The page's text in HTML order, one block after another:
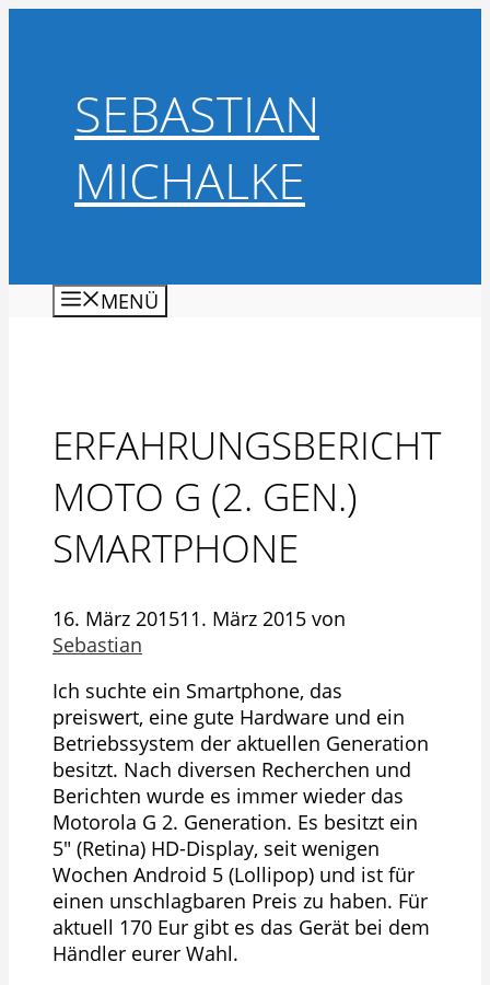
SEBASTIAN
MICHALKE
MENÜ
ERFAHRUNGSBERICHT
MOTO G (2. GEN.)
SMARTPHONE
16. März 201511. März 2015 von
Sebastian
Ich suchte ein Smartphone, das
preiswert, eine gute Hardware und ein
Betriebssystem der aktuellen Generation
besitzt. Nach diversen Recherchen und
Berichten wurde es immer wieder das
Motorola G 2. Generation. Es besitzt ein
5″ (Retina) HD-Display, seit wenigen
Wochen Android 5 (Lollipop) und ist für
einen unschlagbaren Preis zu haben. Für
aktuell 170 Eur gibt es das Gerät bei dem
Händler eurer Wahl.